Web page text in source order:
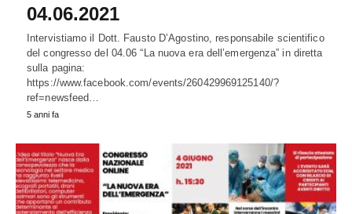
04.06.2021
Intervistiamo il Dott. Fausto D’Agostino, responsabile scientifico
del congresso del 04.06 “La nuova era dell’emergenza” in diretta
sulla pagina:
https://www.facebook.com/events/260429969125140/?
ref=newsfeed…
5 anni fa